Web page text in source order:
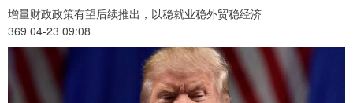
增量财政政策有望后续推出，以稳就业稳外贸稳经济
369 04-23 09:08